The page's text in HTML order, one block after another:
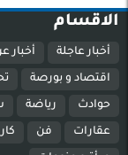
الاقسام
أخبار عاجلة أخبار
اقتصاد و بورصة
حوادث رياضة
عقارات فن